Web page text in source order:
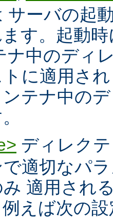
サーバの起
す。起動
ナ中のディ
に適用さ
テナ中の
ディレク
適切なパ
適用され
えば次の